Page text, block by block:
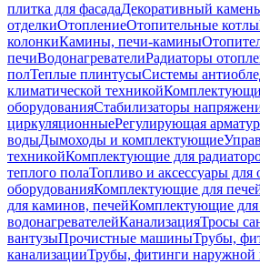
плитка для фасадаДекоративный
отделкиОтоплениеОтопительные котлы
колонкиКамины, печи-камины
печиВодонагревателиРадиаторы
полТеплые плинтусыСистемы
климатической техникой
оборудованияСтабилизаторы
циркуляционныеРегулирующая
водыДымоходы и комплектующие
техникойКомплектующие для
теплого полаТопливо и аксессуары для
оборудованияКомплектующие для
для каминов, печейКомплектующие для
водонагревателейКанализацияТросы
вантузыПрочистные машиныТрубы,
канализацииТрубы, фитинги наружной